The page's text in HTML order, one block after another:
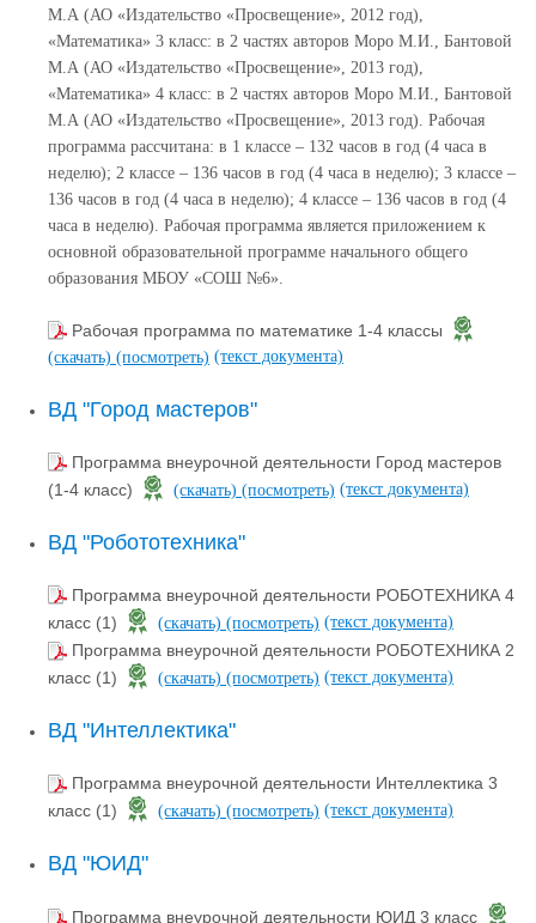
М.А (АО «Издательство «Просвещение», 2012 год),
«Математика» 3 класс: в 2 частях авторов Моро М.И., Бантовой
М.А (АО «Издательство «Просвещение», 2013 год),
«Математика» 4 класс: в 2 частях авторов Моро М.И., Бантовой
М.А (АО «Издательство «Просвещение», 2013 год). Рабочая
программа рассчитана: в 1 классе – 132 часов в год (4 часа в
неделю); 2 классе – 136 часов в год (4 часа в неделю); 3 классе –
136 часов в год (4 часа в неделю); 4 классе – 136 часов в год (4
часа в неделю). Рабочая программа является приложением к
основной образовательной программе начального общего
образования МБОУ «СОШ №6».
Рабочая программа по математике 1-4 классы
(скачать) (посмотреть) (текст документа)
ВД "Город мастеров"
Программа внеурочной деятельности Город мастеров
(1-4 класс)
(скачать) (посмотреть) (текст документа)
ВД "Робототехника"
Программа внеурочной деятельности РОБОТЕХНИКА 4
класс (1)
(скачать) (посмотреть) (текст документа)
Программа внеурочной деятельности РОБОТЕХНИКА 2
класс (1)
(скачать) (посмотреть) (текст документа)
ВД "Интеллектика"
Программа внеурочной деятельности Интеллектика 3
класс (1)
(скачать) (посмотреть) (текст документа)
ВД "ЮИД"
Программа внеурочной деятельности ЮИД 3 класс